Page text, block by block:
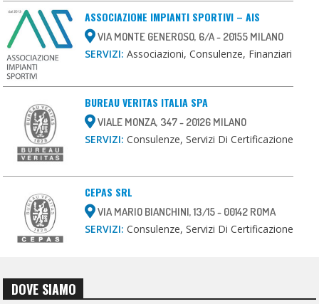
ASSOCIAZIONE IMPIANTI SPORTIVI – AIS
VIA MONTE GENEROSO, 6/A - 20155 MILANO
SERVIZI: Associazioni, Consulenze, Finanziari
BUREAU VERITAS ITALIA SPA
VIALE MONZA, 347 - 20126 MILANO
SERVIZI: Consulenze, Servizi Di Certificazione
CEPAS SRL
VIA MARIO BIANCHINI, 13/15 - 00142 ROMA
SERVIZI: Consulenze, Servizi Di Certificazione
DOVE SIAMO